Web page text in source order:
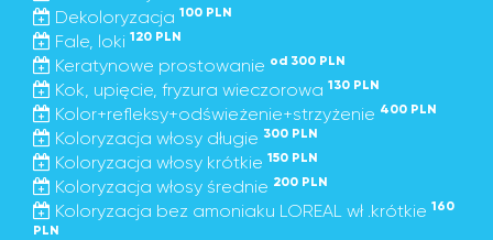
Dekoloryzacja 100 PLN
Fale, loki 120 PLN
Keratynowe prostowanie od 300 PLN
Kok, upięcie, fryzura wieczorowa 130 PLN
Kolor+refleksy+odświeżenie+strzyżenie 400 PLN
Koloryzacja włosy długie 300 PLN
Koloryzacja włosy krótkie 150 PLN
Koloryzacja włosy średnie 200 PLN
Koloryzacja bez amoniaku LOREAL wł .krótkie 160
PLN